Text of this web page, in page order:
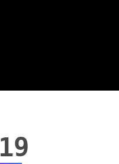
19